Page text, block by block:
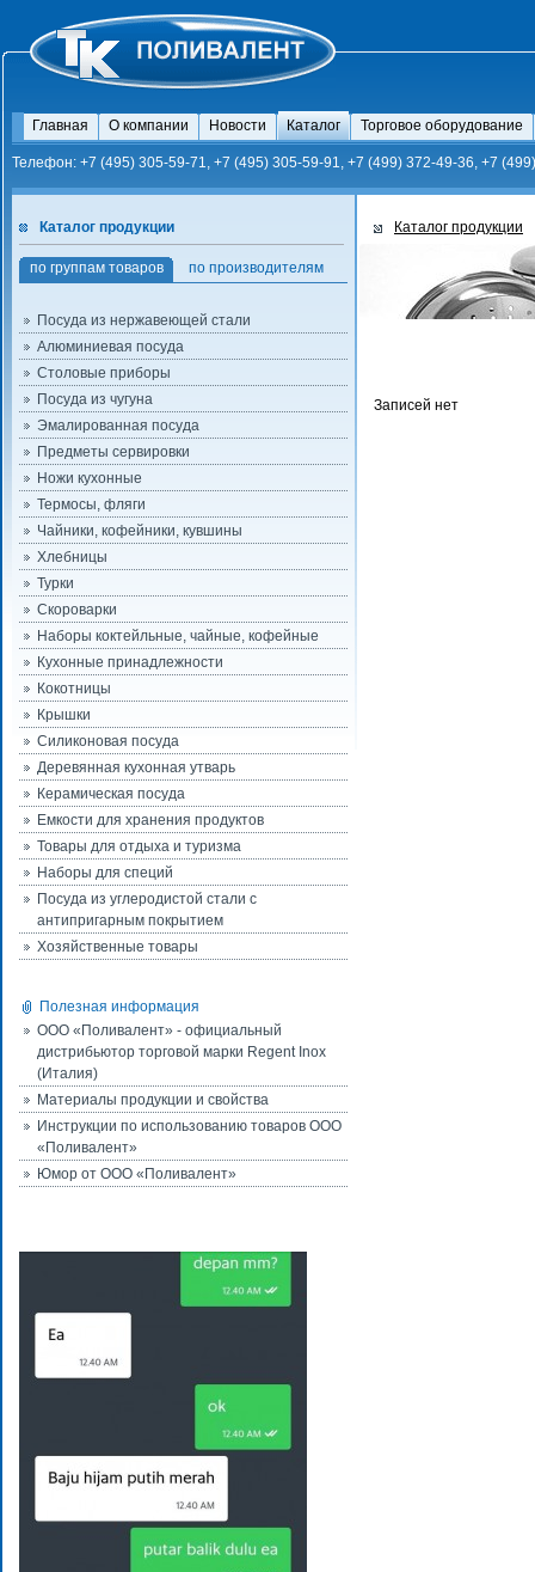
Главная О компании Новости Каталог Торговое оборудование
Телефон: +7 (495) 305-59-71, +7 (495) 305-59-91, +7 (499) 372-49-36, +7
Каталог продукции
по группам товаров по производителям
Посуда из нержавеющей стали
Алюминиевая посуда
Столовые приборы
Посуда из чугуна
Эмалированная посуда
Предметы сервировки
Ножи кухонные
Термосы, фляги
Чайники, кофейники, кувшины
Хлебницы
Турки
Скороварки
Наборы коктейльные, чайные, кофейные
Кухонные принадлежности
Кокотницы
Крышки
Силиконовая посуда
Деревянная кухонная утварь
Керамическая посуда
Емкости для хранения продуктов
Товары для отдыха и туризма
Наборы для специй
Посуда из углеродистой стали с
антипригарным покрытием
Хозяйственные товары
Полезная информация
ООО «Поливалент» - официальный
дистрибьютор торговой марки Regent Inox
(Италия)
Материалы продукции и свойства
Инструкции по использованию товаров ООО
«Поливалент»
Юмор от ООО «Поливалент»
Каталог продукции
Записей нет